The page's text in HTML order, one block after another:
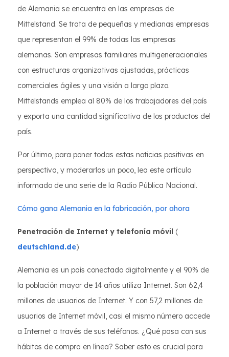
de Alemania se encuentra en las empresas de
Mittelstand. Se trata de pequeñas y medianas empresas
que representan el 99% de todas las empresas
alemanas. Son empresas familiares multigeneracionales
con estructuras organizativas ajustadas, prácticas
comerciales ágiles y una visión a largo plazo.
Mittelstands emplea al 80% de los trabajadores del país
y exporta una cantidad significativa de los productos del
país.
Por último, para poner todas estas noticias positivas en
perspectiva, y moderarlas un poco, lea este artículo
informado de una serie de la Radio Pública Nacional.
Cómo gana Alemania en la fabricación, por ahora
Penetración de Internet y telefonía móvil (
deutschland.de)
Alemania es un país conectado digitalmente y el 90% de
la población mayor de 14 años utiliza Internet. Son 62,4
millones de usuarios de Internet. Y con 57,2 millones de
usuarios de Internet móvil, casi el mismo número accede
a Internet a través de sus teléfonos. ¿Qué pasa con sus
hábitos de compra en línea? Saber esto es crucial para